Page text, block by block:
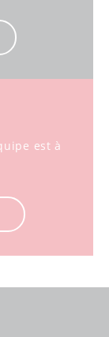
est à